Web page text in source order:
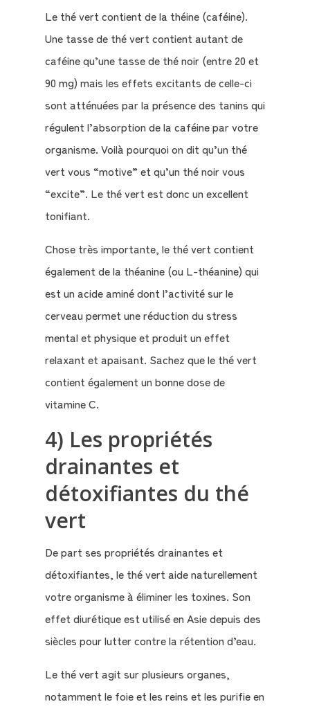
Le thé vert contient de la théine (caféine).
Une tasse de thé vert contient autant de
caféine qu’une tasse de thé noir (entre 20 et
90 mg) mais les effets excitants de celle-ci
sont atténuées par la présence des tanins qui
régulent l’absorption de la caféine par votre
organisme. Voilà pourquoi on dit qu’un thé
vert vous “motive” et qu’un thé noir vous
“excite”. Le thé vert est donc un excellent
tonifiant.
Chose très importante, le thé vert contient
également de la théanine (ou L-théanine) qui
est un acide aminé dont l’activité sur le
cerveau permet une réduction du stress
mental et physique et produit un effet
relaxant et apaisant. Sachez que le thé vert
contient également un bonne dose de
vitamine C.
4) Les propriétés
drainantes et
détoxifiantes du thé
vert
De part ses propriétés drainantes et
détoxifiantes, le thé vert aide naturellement
votre organisme à éliminer les toxines. Son
effet diurétique est utilisé en Asie depuis des
siècles pour lutter contre la rétention d’eau.
Le thé vert agit sur plusieurs organes,
notamment le foie et les reins et les purifie en